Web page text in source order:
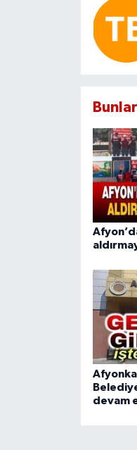
devam